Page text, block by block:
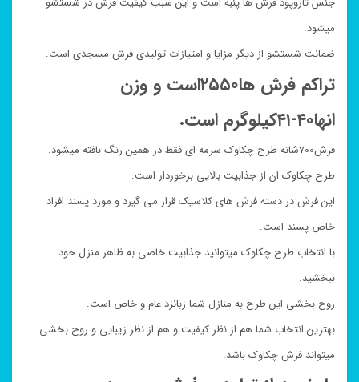
میشود.
ضمانت شستشو از دیگر مزایا و امتیازات تولیدی فرش مسجدی است.
تراکم فرش ها۲۵۵۰است و وزن
انها۴۰-۴۱کیلوگرم است.
فرش700شانه طرح چکاوک سرمه ای فقط در همین رنگ بافته میشود.
طرح چکاوک ان از جذابیت بالایی برخوردار است.
این فرش در دسته فرش های کلاسیک قرار می گیرد و مورد پسند افراد
خاص پسند است.
با انتخاب طرح چکاوک میتوانید جذابیت خاصی به ظاهر منزل خود
ببخشید.
روح بخشی این طرح به منازل شما زبانزد عام و خاص است.
بهترین انتخاب شما هم از نظر کیفیت و هم از نظر زیبایی و روح بخشی
میتواند فرش چکاوک باشد.